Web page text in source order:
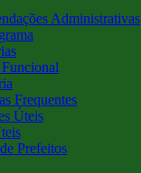
Administrativas
Frequentes
Úteis
Prefeitos